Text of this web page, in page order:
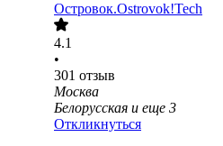
Островок.Ostrovok!Tech
4.1
•
301 отзыв
Москва
Белорусская и еще 3
Откликнуться